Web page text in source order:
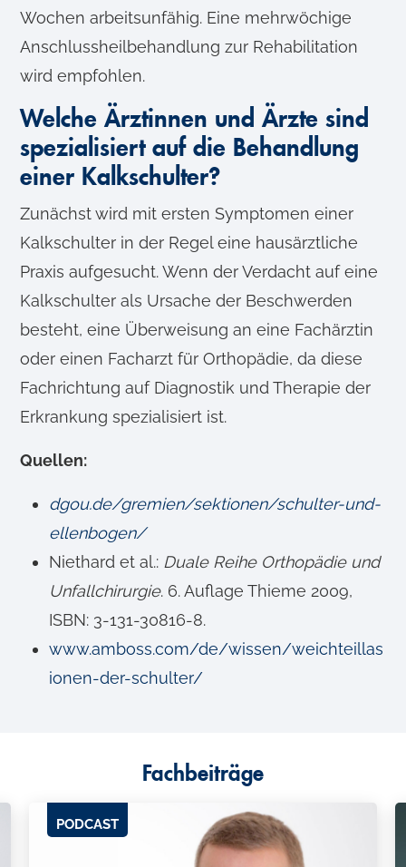
Wochen arbeitsunfähig. Eine mehrwöchige
Anschlussheilbehandlung zur Rehabilitation
wird empfohlen.
Welche Ärztinnen und Ärzte sind
spezialisiert auf die Behandlung
einer Kalkschulter?
Zunächst wird mit ersten Symptomen einer
Kalkschulter in der Regel eine hausärztliche
Praxis aufgesucht. Wenn der Verdacht auf eine
Kalkschulter als Ursache der Beschwerden
besteht, eine Überweisung an eine Fachärztin
oder einen Facharzt für Orthopädie, da diese
Fachrichtung auf Diagnostik und Therapie der
Erkrankung spezialisiert ist.
Quellen:
dgou.de/gremien/sektionen/schulter-und-
ellenbogen/
Niethard et al.: Duale Reihe Orthopädie und
Unfallchirurgie. 6. Auflage Thieme 2009,
ISBN: 3-131-30816-8.
www.amboss.com/de/wissen/weichteillas
ionen-der-schulter/
Fachbeiträge
PODCAST